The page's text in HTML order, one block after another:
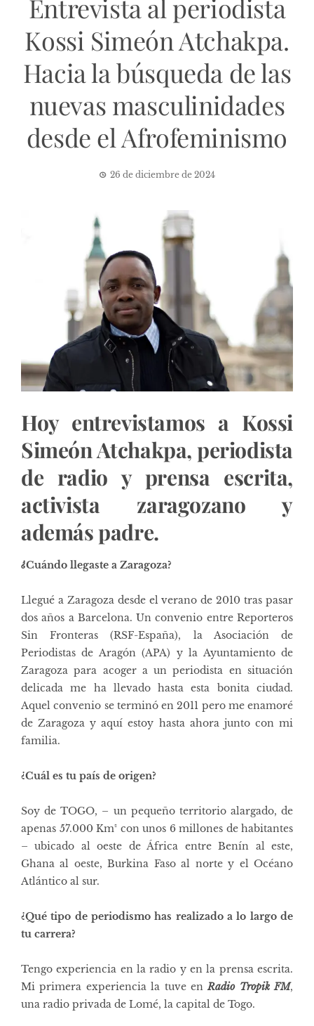
Entrevista al periodista
Kossi Simeón Atchakpa.
Hacia la búsqueda de las
nuevas masculinidades
desde el Afrofeminismo
26 de diciembre de 2024
Hoy entrevistamos a Kossi
Simeón Atchakpa, periodista
de radio y prensa escrita,
activista zaragozano y
además padre.
¿Cuándo llegaste a Zaragoza?
Llegué a Zaragoza desde el verano de 2010 tras pasar
dos años a Barcelona. Un convenio entre Reporteros
Sin Fronteras (RSF-España), la Asociación de
Periodistas de Aragón (APA) y la Ayuntamiento de
Zaragoza para acoger a un periodista en situación
delicada me ha llevado hasta esta bonita ciudad.
Aquel convenio se terminó en 2011 pero me enamoré
de Zaragoza y aquí estoy hasta ahora junto con mi
familia.
¿Cuál es tu país de origen?
Soy de TOGO, – un pequeño territorio alargado, de
apenas 57.000 Km² con unos 6 millones de habitantes
– ubicado al oeste de África entre Benín al este,
Ghana al oeste, Burkina Faso al norte y el Océano
Atlántico al sur.
¿Qué tipo de periodismo has realizado a lo largo de
tu carrera?
Tengo experiencia en la radio y en la prensa escrita.
Mi primera experiencia la tuve enRadio Tropik FM,
una radio privada de Lomé, la capital de Togo.